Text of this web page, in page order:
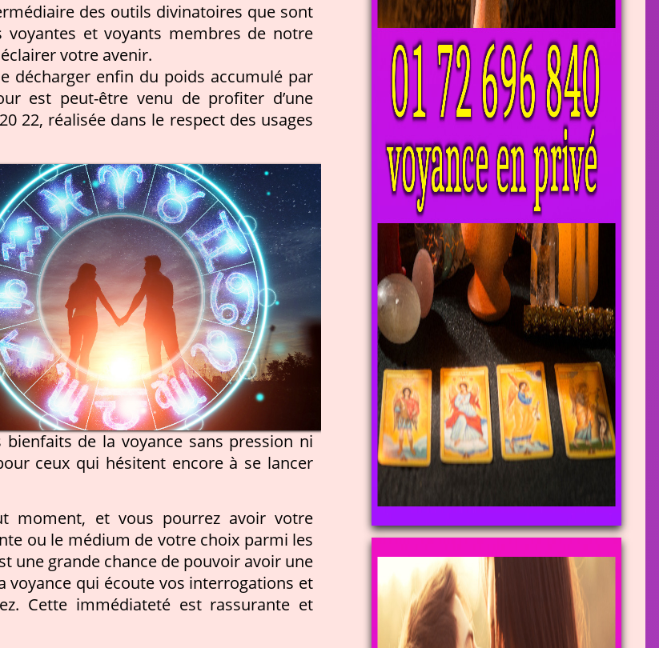
des outils divinatoires que sont
et voyants membres de notre
votre avenir.
décharger enfin du poids accumulé par
est peut-être venu de profiter d’une
22, réalisée dans le respect des usages
de la voyance sans pression ni
ceux qui hésitent encore à se lancer
moment, et vous pourrez avoir votre
ou le médium de votre choix parmi les
une grande chance de pouvoir avoir une
qui écoute vos interrogations et
Cette immédiateté est rassurante et